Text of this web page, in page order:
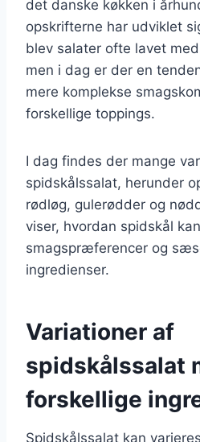
det danske køkken i
opskrifterne har udviklet
blev salater ofte lavet
men i dag er der en
mere komplekse
forskellige toppings.
I dag findes der mange
spidskålssalat, herunder
rødløg, gulerødder og
viser, hvordan spidskål
smagspræferencer og
ingredienser.
Variationer af
spidskålssalat
forskellige
Spidskålssalat kan